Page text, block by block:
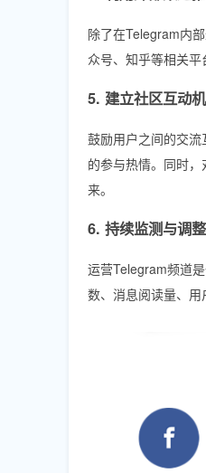
除了在Telegram内
众号、知乎等相关
5. 建立社区互动
鼓励用户之间的交
的参与热情。同时
来。
6. 持续监测与调整
运营Telegram频道
数、消息阅读量、用